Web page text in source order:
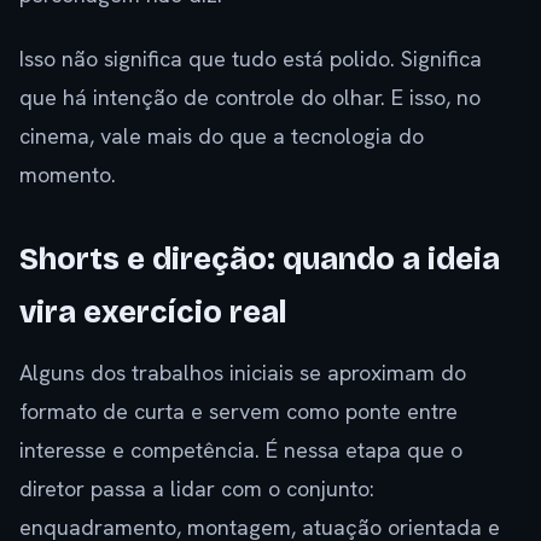
Isso não significa que tudo está polido. Significa
que há intenção de controle do olhar. E isso, no
cinema, vale mais do que a tecnologia do
momento.
Shorts e direção: quando a ideia
vira exercício real
Alguns dos trabalhos iniciais se aproximam do
formato de curta e servem como ponte entre
interesse e competência. É nessa etapa que o
diretor passa a lidar com o conjunto:
enquadramento, montagem, atuação orientada e